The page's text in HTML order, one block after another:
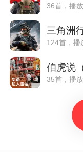
36首，播
三角洲
124首，播
35首，播